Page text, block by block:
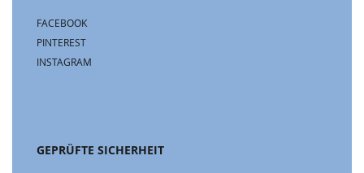
FACEBOOK
PINTEREST
INSTAGRAM
GEPRÜFTE SICHERHEIT